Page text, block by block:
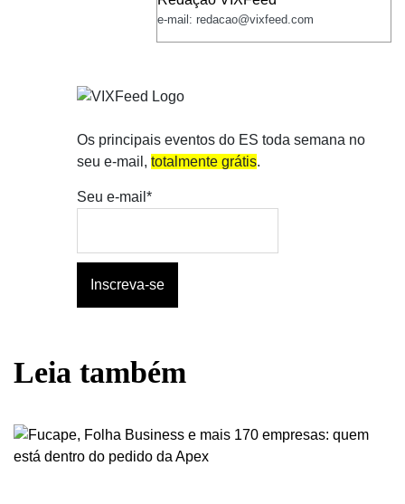
e-mail: redacao@vixfeed.com
Os principais eventos do ES toda semana no
seu e-mail, totalmente grátis.
Seu e-mail*
Leia também